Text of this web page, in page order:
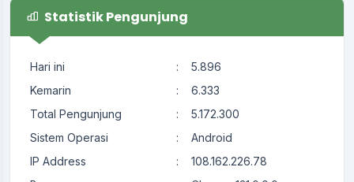
Statistik Pengunjung
Hari ini :
5.896
Kemarin
:
6.333
Total Pengunjung
:
5.172.300
Sistem Operasi
:
Android
IP Address
:
108.162.226.78